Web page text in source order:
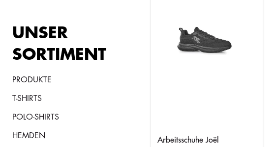
UNSER
SORTIMENT
PRODUKTE
T-SHIRTS
POLO-SHIRTS
HEMDEN
Arbeitsschuhe Joël